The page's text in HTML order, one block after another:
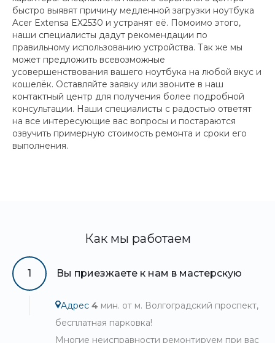
быстро выявят причину медленной загрузки ноутбука
Acer Extensa EX2530 и устранят её. Помоимо этого,
наши специалисты дадут рекомендации по
правильному использованию устройства. Так же мы
может предложить всевозможные
усовершенствования вашего ноутбука на любой вкус и
кошелёк. Оставляйте заявку или звоните в наш
контактный центр для получения более подробной
консультации. Наши специалисты с радостью ответят
на все интересующие вас вопросы и постараются
озвучить примерную стоимость ремонта и сроки его
выполнения.
Как мы работаем
1 Вы приезжаете к нам в мастерскую
Адрес 4 мин. от м. Волгоградский проспект,
бесплатная парковка!
Многие неисправности ремонтируем при вас